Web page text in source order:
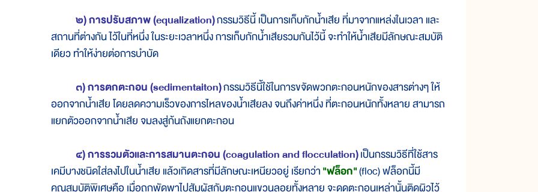
๒) การปรับสภาพ (equalization)กรรมวิธีนี้ เป็นการเก็บกักน้ำเสีย ที่มาจากแหล่งในเวลา และ
สถานที่ต่างกัน ไว้ในที่หนึ่ง ในระยะเวลาหนึ่ง การเก็บกักน้ำเสียรวมกันไว้นี้ จะทำให้น้ำเสียมีลักษณะสมบัติ
เดียว ทำให้ง่ายต่อการบำบัด
๓) การตกตะกอน (sedimentaiton)กรรมวิธีนี้ใช้ในการขจัดพวกตะกอนหนักของสารต่างๆ ให้
ออกจากน้ำเสีย โดยลดความเร็วของการไหลของน้ำเสียลง จนถึงค่าหนึ่ง ที่ตะกอนหนักทั้งหลาย สามารถ
แยกตัวออกจากน้ำเสีย จมลงสู่ก้นถังแยกตะกอน
๔) การรวมตัวและการสมานตะกอน (coagulation and flocculation)เป็นกรรมวิธีที่ใช้สาร
เคมีบางชนิดใส่ลงไปในน้ำเสีย แล้วเกิดสารที่มีลักษณะเหนียวอยู่ เรียกว่า"ฟล็อก"(floc) ฟล็อกนี้มี
คุณสมบัติพิเศษคือ เมื่อถูกพัดพาไปสัมผัสกับตะกอนแขวนลอยทั้งหลาย จะดูดตะกอนเหล่านั้นติดผิวไว้